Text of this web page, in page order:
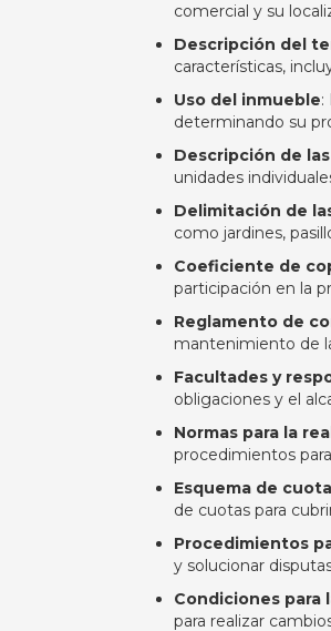
comercial y su
Descripción del
características,
Uso del inmueble:
determinando su
Descripción de
unidades
Delimitación de
como jardines,
Coeficiente de
participación en la
Reglamento de
mantenimiento de
Facultades y
obligaciones y el
Normas para la
procedimientos
Esquema de
de cuotas para
Procedimientos
y solucionar
Condiciones
para realizar